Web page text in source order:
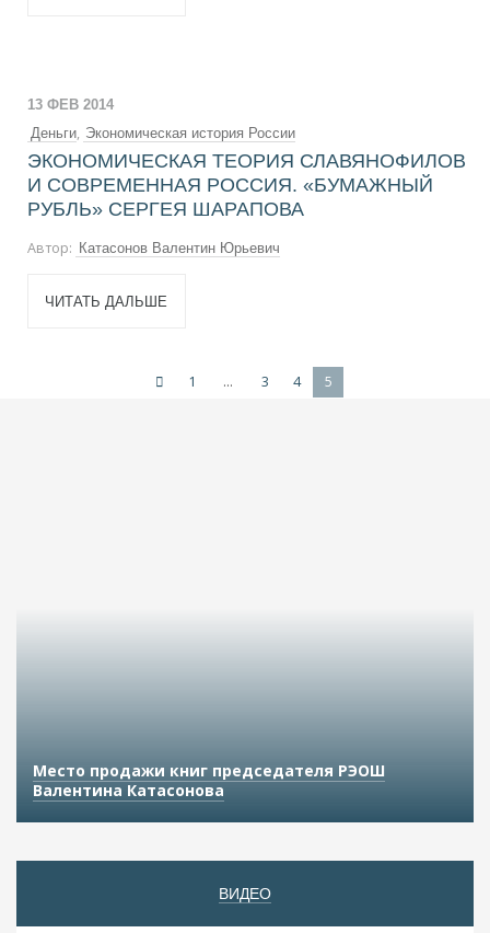
13 ФЕВ 2014
Деньги, Экономическая история России
ЭКОНОМИЧЕСКАЯ ТЕОРИЯ СЛАВЯНОФИЛОВ
И СОВРЕМЕННАЯ РОССИЯ. «БУМАЖНЫЙ
РУБЛЬ» СЕРГЕЯ ШАРАПОВА
Автор: Катасонов Валентин Юрьевич
ЧИТАТЬ ДАЛЬШЕ
1 … 3 4 5
Место продажи книг председателя РЭОШ
Валентина Катасонова
ВИДЕО